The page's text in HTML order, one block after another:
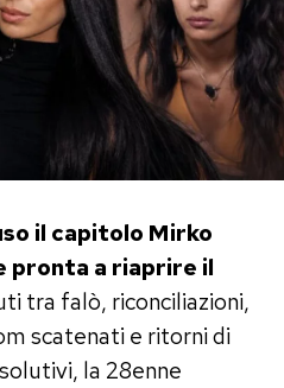
il capitolo Mirko
pronta a riaprire il
tra falò, riconciliazioni,
scatenati e ritorni di
la 28enne